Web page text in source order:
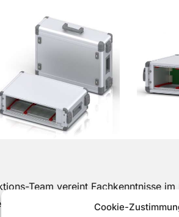
Cookie-
Team vereint Fachkenntnisse
für Metallverarbeitung.